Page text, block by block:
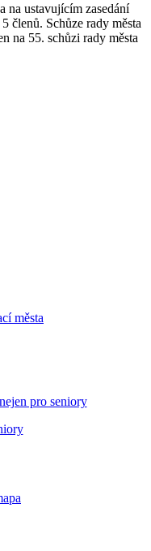
na ustavujícím zasedání
členů. Schůze rady města
na 55. schůzi rady města
města
pro seniory